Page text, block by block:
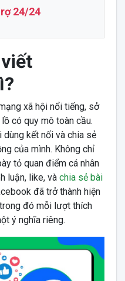
24/24
xã hội nổi tiếng, sở
có quy mô toàn cầu.
kết nối và chia sẻ
của mình. Không chỉ
tỏ quan điểm cá nhân
luận, like, và chia sẻ bài
đã trở thành hiện
đó mỗi lượt thích
ý nghĩa riêng.